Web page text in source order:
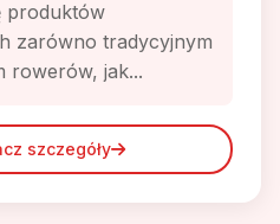
produktów
zarówno tradycyjnym
rowerów, jak...
szczegóły